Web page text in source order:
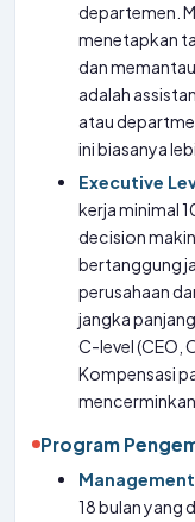
departemen.
menetapkan
dan
adalah
atau
ini biasanya
Executive
kerja minimal
decision
bertanggung
perusahaan
jangka
C-level (CEO,
Kompensasi
Program
18 bulan yang